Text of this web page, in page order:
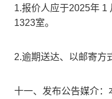
1.报价人应于2025年 1
1323室。
2.逾期送达、以邮寄方
十一、发布公告媒介